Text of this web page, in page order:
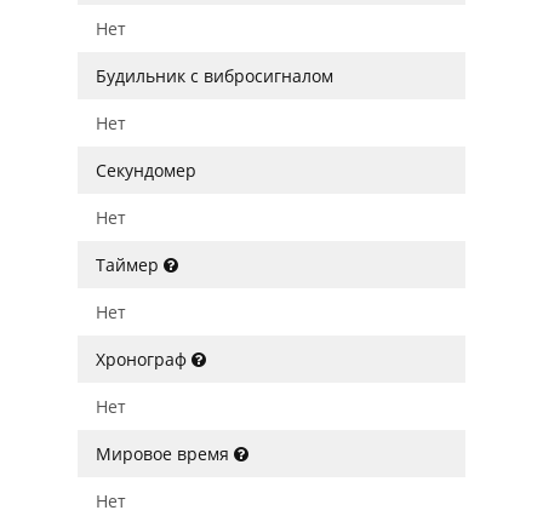
Нет
Будильник с вибросигналом
Нет
Секундомер
Нет
Таймер
Нет
Хронограф
Нет
Мировое время
Нет